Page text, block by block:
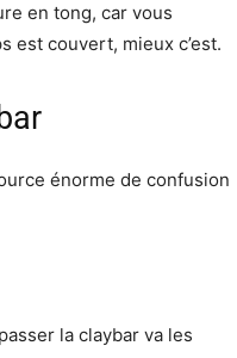
en tong, car vous
est couvert, mieux c’est.
énorme de confusion
la claybar va les